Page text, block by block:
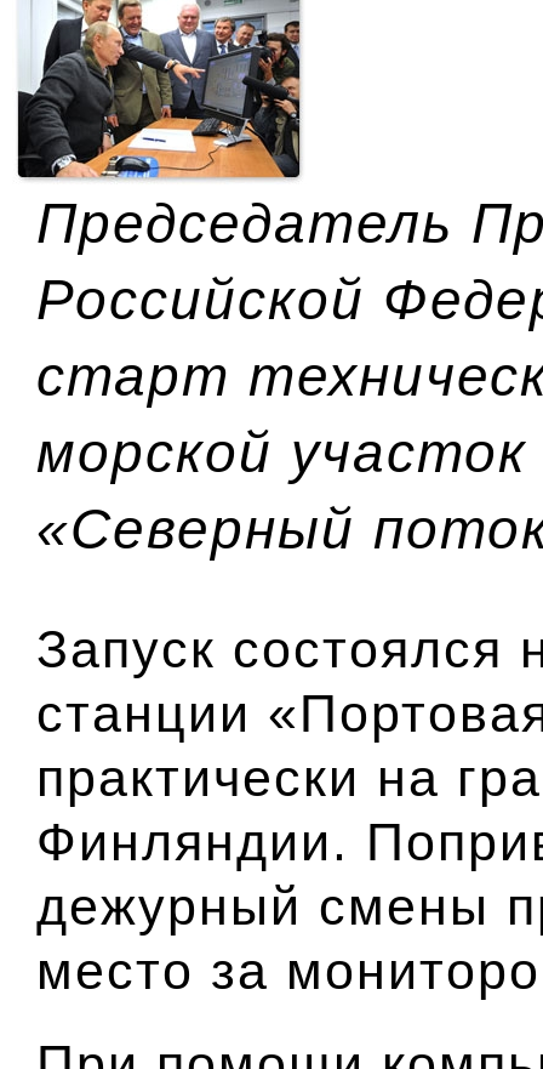
Председатель
Российской
старт
морской участок
«Северный
Запуск состоялся
станции
практически на
Финляндии.
дежурный смены
место за